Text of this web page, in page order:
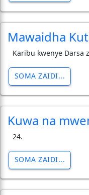
Mawaidha
Karibu kwenye Darsa
SOMA ZAIDI...
Kuwa na
24.
SOMA ZAIDI...